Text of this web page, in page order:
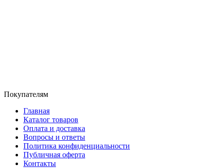
Покупателям
Главная
Каталог товаров
Оплата и доставка
Вопросы и ответы
Политика конфиденциальности
Публичная оферта
Контакты